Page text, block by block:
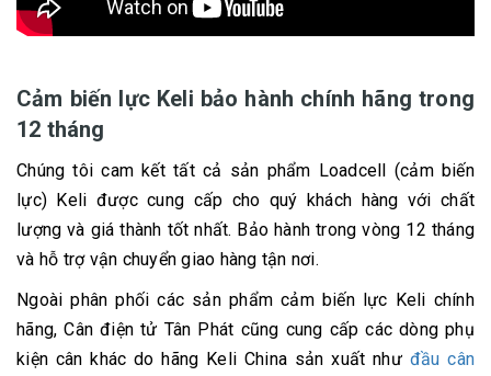
Cảm biến lực Keli bảo hành chính hãng trong
12 tháng
Chúng tôi cam kết tất cả sản phẩm Loadcell (cảm biến
lực) Keli được cung cấp cho quý khách hàng với chất
lượng và giá thành tốt nhất. Bảo hành trong vòng 12 tháng
và hỗ trợ vận chuyển giao hàng tận nơi.
Ngoài phân phối các sản phẩm cảm biến lực Keli chính
hãng, Cân điện tử Tân Phát cũng cung cấp các dòng phụ
kiện cân khác do hãng Keli China sản xuất như đầu cân